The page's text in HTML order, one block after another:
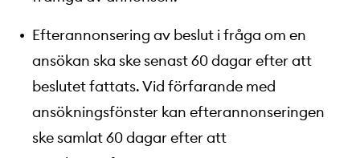
Efterannonsering av beslut i fråga om en
ansökan ska ske senast 60 dagar efter att
beslutet fattats. Vid förfarande med
ansökningsfönster kan efterannonseringen
ske samlat 60 dagar efter att